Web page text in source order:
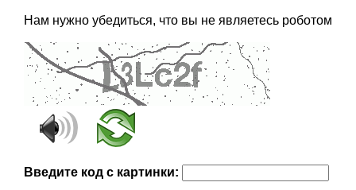
Нам нужно убедиться, что вы не являетесь роботом
Введите код с картинки: